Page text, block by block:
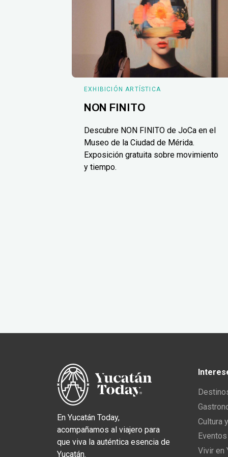
EXHIBICIÓN ARTÍSTICA
NON FINITO
Descubre NON FINITO de JoCa en el
Museo de la Ciudad de Mérida.
Exposición gratuita sobre movimiento
y tiempo.
En Yucatán Today,
acompañamos al viajero para
que viva la auténtica esencia de
Yucatán.
Cultura
Vivir en